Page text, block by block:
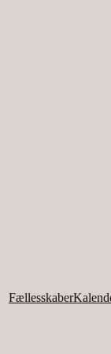
Fællesskaber